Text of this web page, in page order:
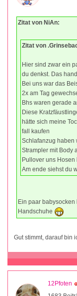
Zitat von NiAn:
Zitat von
Hier sind zwar ein
du denkst. Das
Bei uns war das
2x am Tag
Bhs waren gerade
Diese
hätte sich meine
fall kaufen
Schlafanzug haben
Strampler mit Body
Pullover uns
Am ende siehst du
Ein paar
Handschuhe
Gut stimmt, darauf bin
12Pfoten